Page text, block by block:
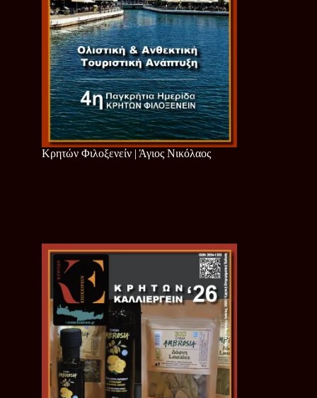
Κρητών Φιλοξενείν | Άγιος Νικόλαος